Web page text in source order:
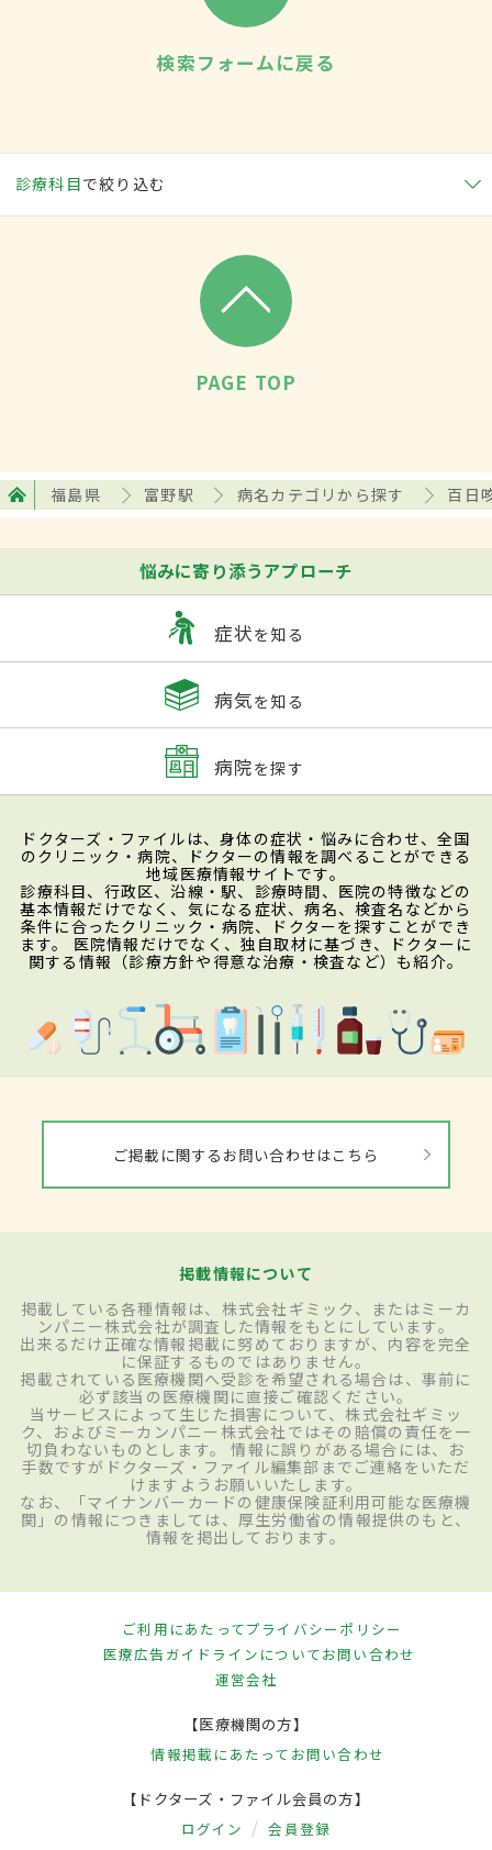
検索フォームに戻る
診療科目で絞り込む
PAGE TOP
福島県 富野駅 病名カテゴリから探す 百日
悩みに寄り添うアプローチ
症状を知る
病気を知る
病院を探す
ドクターズ・ファイルは、身体の症状・悩みに合わせ、全国
のクリニック・病院、ドクターの情報を調べることができる
地域医療情報サイトです。
診療科目、行政区、沿線・駅、診療時間、医院の特徴などの
基本情報だけでなく、気になる症状、病名、検査名などから
条件に合ったクリニック・病院、ドクターを探すことができ
ます。 医院情報だけでなく、独自取材に基づき、ドクターに
関する情報（診療方針や得意な治療・検査など）も紹介。
ご掲載に関するお問い合わせはこちら
掲載情報について
掲載している各種情報は、株式会社ギミック、またはミーカ
ンパニー株式会社が調査した情報をもとにしています。
出来るだけ正確な情報掲載に努めておりますが、内容を完全
に保証するものではありません。
掲載されている医療機関へ受診を希望される場合は、事前に
必ず該当の医療機関に直接ご確認ください。
当サービスによって生じた損害について、株式会社ギミッ
ク、およびミーカンパニー株式会社ではその賠償の責任を一
切負わないものとします。 情報に誤りがある場合には、お
手数ですがドクターズ・ファイル編集部までご連絡をいただ
けますようお願いいたします。
なお、「マイナンバーカードの健康保険証利用可能な医療機
関」の情報につきましては、厚生労働省の情報提供のもと、
情報を掲出しております。
ご利用にあたってプライバシーポリシー
医療広告ガイドラインについてお問い合わせ
運営会社
【医療機関の方】
情報掲載にあたって お問い合わせ
【ドクターズ・ファイル会員の方】
ログイン 会員登録